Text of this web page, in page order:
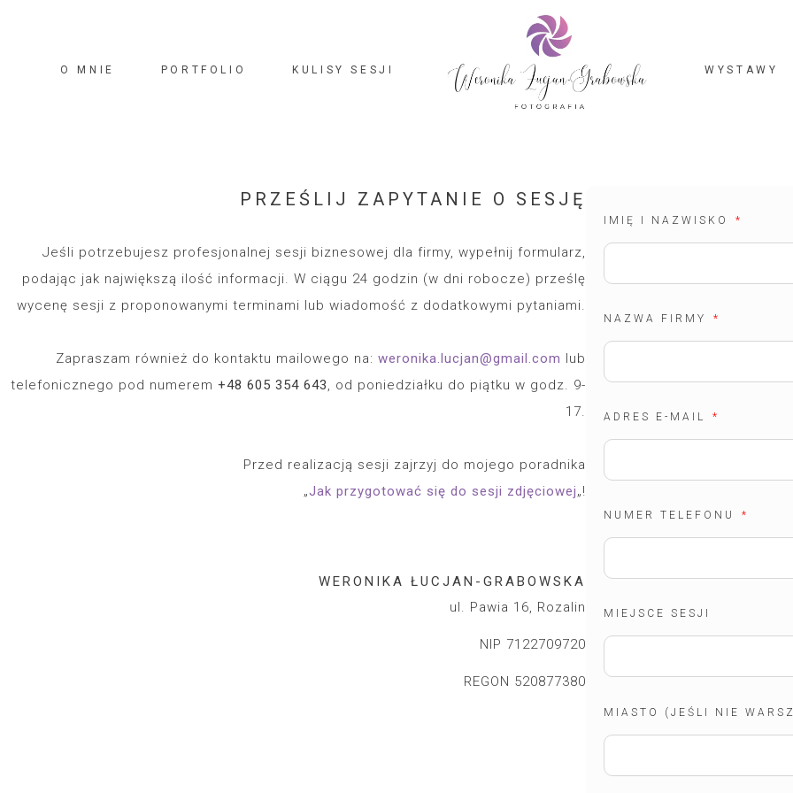
O MNIE PORTFOLIO KULISY SESJI WYSTAWY
PRZEŚLIJ ZAPYTANIE O SESJĘ
Jeśli potrzebujesz profesjonalnej sesji biznesowej dla firmy, wypełnij formularz,
podając jak największą ilość informacji. W ciągu 24 godzin (w dni robocze) prześlę
wycenę sesji z proponowanymi terminami lub wiadomość z dodatkowymi pytaniami.
Zapraszam również do kontaktu mailowego na: weronika.lucjan@gmail.com lub
telefonicznego pod numerem +48 605 354 643, od poniedziałku do piątku w godz. 9-
17.
Przed realizacją sesji zajrzyj do mojego poradnika
„Jak przygotować się do sesji zdjęciowej„!
WERONIKA ŁUCJAN-GRABOWSKA
ul. Pawia 16, Rozalin
NIP 7122709720
REGON 520877380
IMIĘ I NAZWISKO
NAZWA FIRMY
ADRES E-MAIL
NUMER TELEFONU
MIEJSCE SESJI
MIASTO (JEŚLI NIE